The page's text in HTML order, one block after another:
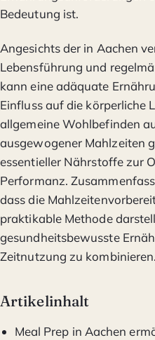
Bedeutung ist.
Angesichts der in Aachen
Lebensführung und
kann eine adäquate
Einfluss auf die körperliche
allgemeine Wohlbefinden
ausgewogener Mahlzeiten
essentieller Nährstoffe zur
Performanz.
dass die
praktikable Methode
gesundheitsbewusste
Zeitnutzung zu kombinieren.
Artikelinhalt
Meal Prep in Aachen